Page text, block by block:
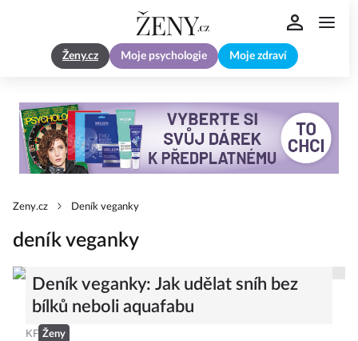
Ženy.cz Moje psychologie Moje zdraví
Zeny.cz Deník veganky
deník veganky
Deník veganky: Jak udělat sníh bez
bílků neboli aquafabu
KF Ženy